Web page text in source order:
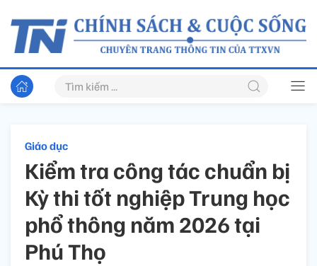
Giáo dục
Kiểm tra công tác chuẩn bị
Kỳ thi tốt nghiệp Trung học
phổ thông năm 2026 tại
Phú Thọ